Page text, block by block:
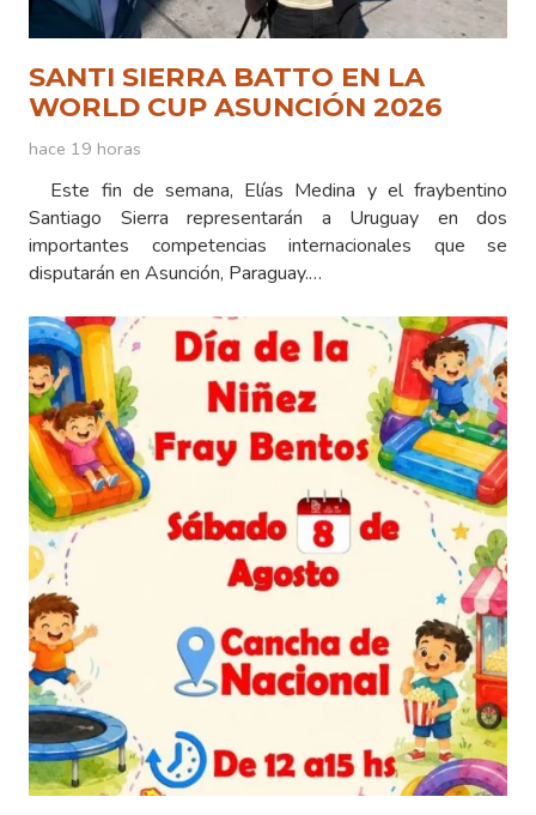
SANTI SIERRA BATTO EN LA
WORLD CUP ASUNCIÓN 2026
hace 19 horas
Este fin de semana, Elías Medina y el fraybentino
Santiago Sierra representarán a Uruguay en dos
importantes competencias internacionales que se
disputarán en Asunción, Paraguay.…